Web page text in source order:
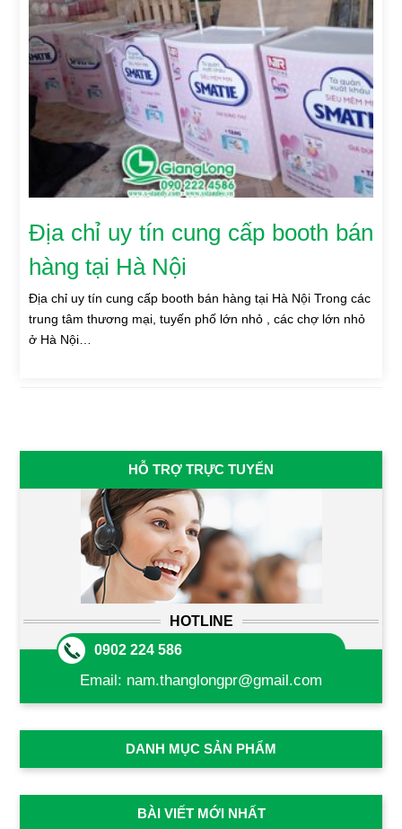
Địa chỉ uy tín cung cấp booth bán
hàng tại Hà Nội
Địa chỉ uy tín cung cấp booth bán hàng tại Hà Nội Trong các
trung tâm thương mại, tuyến phố lớn nhỏ , các chợ lớn nhỏ
ở Hà Nội…
HỖ TRỢ TRỰC TUYẾN
HOTLINE
0902 224 586
Email: nam.thanglongpr@gmail.com
DANH MỤC SẢN PHẨM
BÀI VIẾT MỚI NHẤT